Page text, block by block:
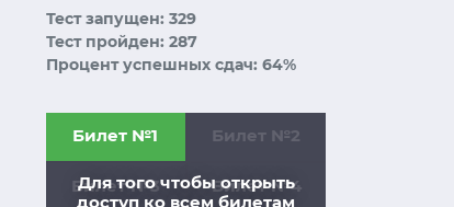
Тест запущен: 329
Тест пройден: 287
Процент успешных сдач: 64%
Для того чтобы открыть
доступ ко всем билетам
Билет №1 Билет №2
Билет №3 Билет №4